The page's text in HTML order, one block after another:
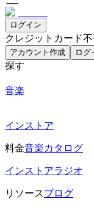
ログイン
クレジットカード
アカウント作成 ログ
探す
音楽
インストア
料金音楽カタログ
インストアラジオ
リソースブログ